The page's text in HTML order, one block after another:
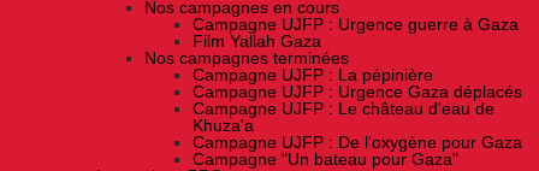
Nos campagnes en cours
Campagne UJFP : Urgence guerre à Gaza
Film Yallah Gaza
Nos campagnes terminées
Campagne UJFP : La pépinière
Campagne UJFP : Urgence Gaza déplacés
Campagne UJFP : Le château d'eau de
Khuza'a
Campagne UJFP : De l'oxygène pour Gaza
Campagne "Un bateau pour Gaza"